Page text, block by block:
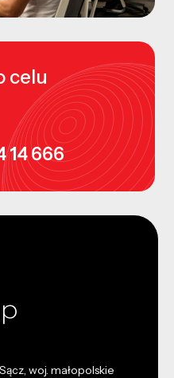
celu
14 666
woj. małopolskie